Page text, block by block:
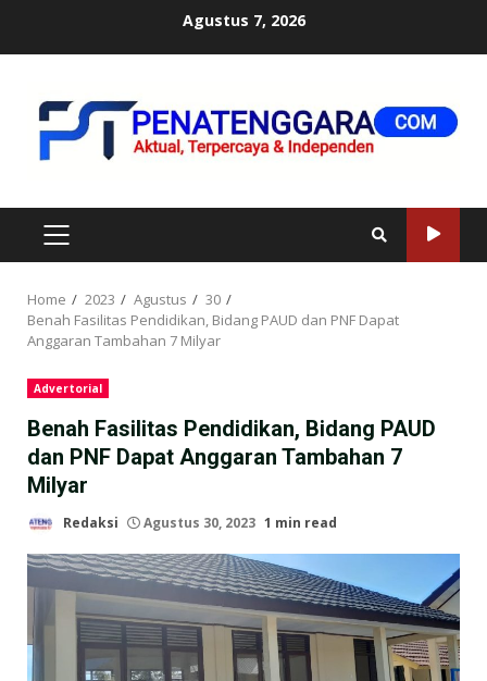
Agustus 7, 2026
PRIMARY
MENU
Home 2023 Agustus
30
Benah Fasilitas Pendidikan, Bidang PAUD dan PNF Dapat
Anggaran Tambahan 7 Milyar
Advertorial
Benah Fasilitas Pendidikan, Bidang PAUD
dan PNF Dapat Anggaran Tambahan 7
Milyar
Redaksi Agustus 30, 2023 1 min read